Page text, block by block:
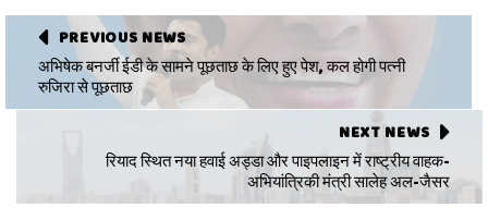
PREVIOUS NEWS
अभिषेक बनर्जी ईडी के सामने पूछताछ के लिए हुए पेश, कल होगी पत्नी
रुजिरा से पूछताछ
NEXT NEWS
रियाद स्थित नया हवाई अड्डा और पाइपलाइन में राष्ट्रीय वाहक-
अभियांत्रिकी मंत्री सालेह अल-जैसर